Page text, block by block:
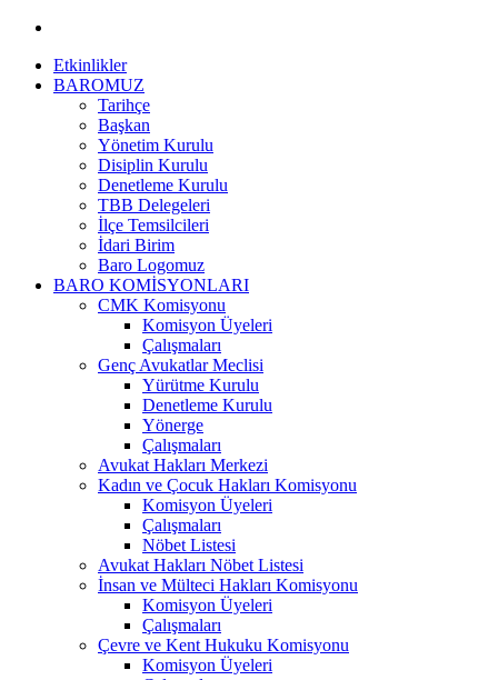
Etkinlikler
BAROMUZ
Tarihçe
Başkan
Yönetim Kurulu
Disiplin Kurulu
Denetleme Kurulu
TBB Delegeleri
İlçe Temsilcileri
İdari Birim
Baro Logomuz
BARO KOMİSYONLARI
CMK Komisyonu
Komisyon Üyeleri
Çalışmaları
Genç Avukatlar Meclisi
Yürütme Kurulu
Denetleme Kurulu
Yönerge
Çalışmaları
Avukat Hakları Merkezi
Kadın ve Çocuk Hakları Komisyonu
Komisyon Üyeleri
Çalışmaları
Nöbet Listesi
Avukat Hakları Nöbet Listesi
İnsan ve Mülteci Hakları Komisyonu
Komisyon Üyeleri
Çalışmaları
Çevre ve Kent Hukuku Komisyonu
Komisyon Üyeleri